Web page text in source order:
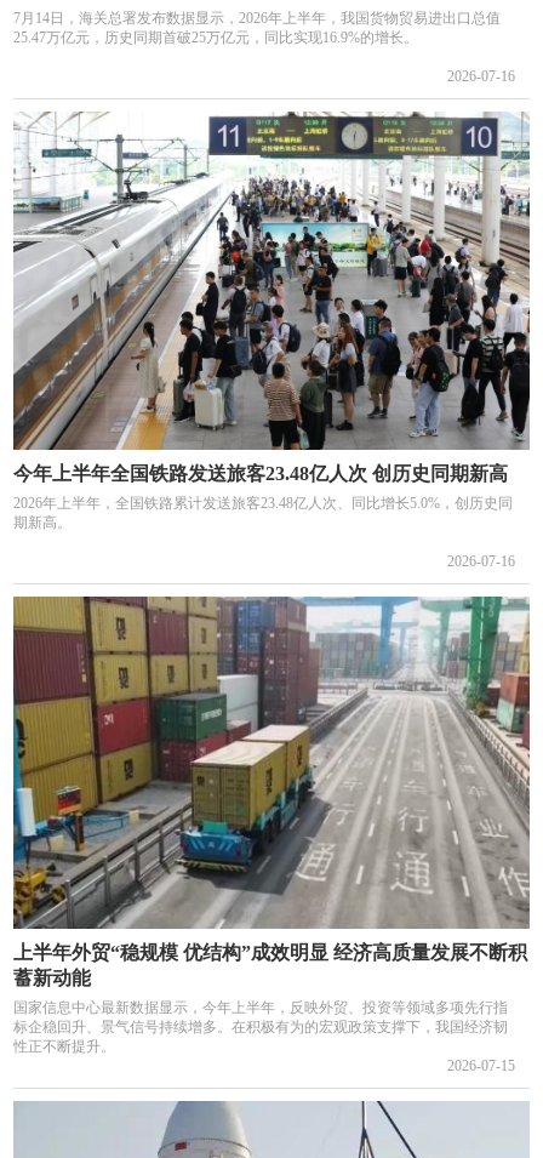
7月14日，海关总署发布数据显示，2026年上半年，我国货物贸易进出口总值
25.47万亿元，历史同期首破25万亿元，同比实现16.9%的增长。
2026-07-16
今年上半年全国铁路发送旅客23.48亿人次 创历史同期新高
2026年上半年，全国铁路累计发送旅客23.48亿人次、同比增长5.0%，创历史同
期新高。
2026-07-16
上半年外贸“稳规模 优结构”成效明显 经济高质量发展不断积
蓄新动能
国家信息中心最新数据显示，今年上半年，反映外贸、投资等领域多项先行指
标企稳回升、景气信号持续增多。在积极有为的宏观政策支撑下，我国经济韧
性正不断提升。
2026-07-15